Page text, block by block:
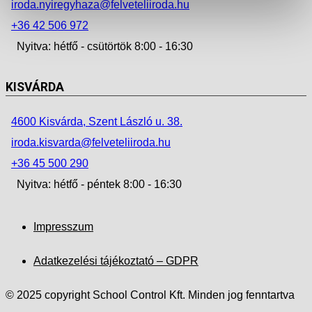
iroda.nyiregyhaza@felveteliiroda.hu
+36 42 506 972
Nyitva: hétfő - csütörtök 8:00 - 16:30
KISVÁRDA
4600 Kisvárda, Szent László u. 38.
iroda.kisvarda@felveteliiroda.hu
+36 45 500 290
Nyitva: hétfő - péntek 8:00 - 16:30
Impresszum
Adatkezelési tájékoztató – GDPR
© 2025 copyright School Control Kft. Minden jog fenntartva